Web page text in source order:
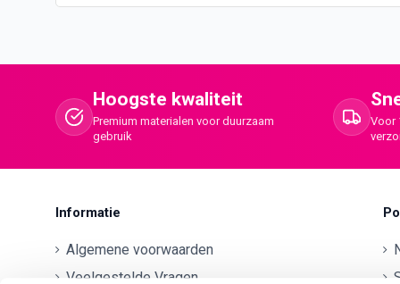
Hoogste kwaliteit
Premium materialen voor duurzaam
gebruik
Voor
Informatie
Algemene voorwaarden
Veelgestelde Vragen